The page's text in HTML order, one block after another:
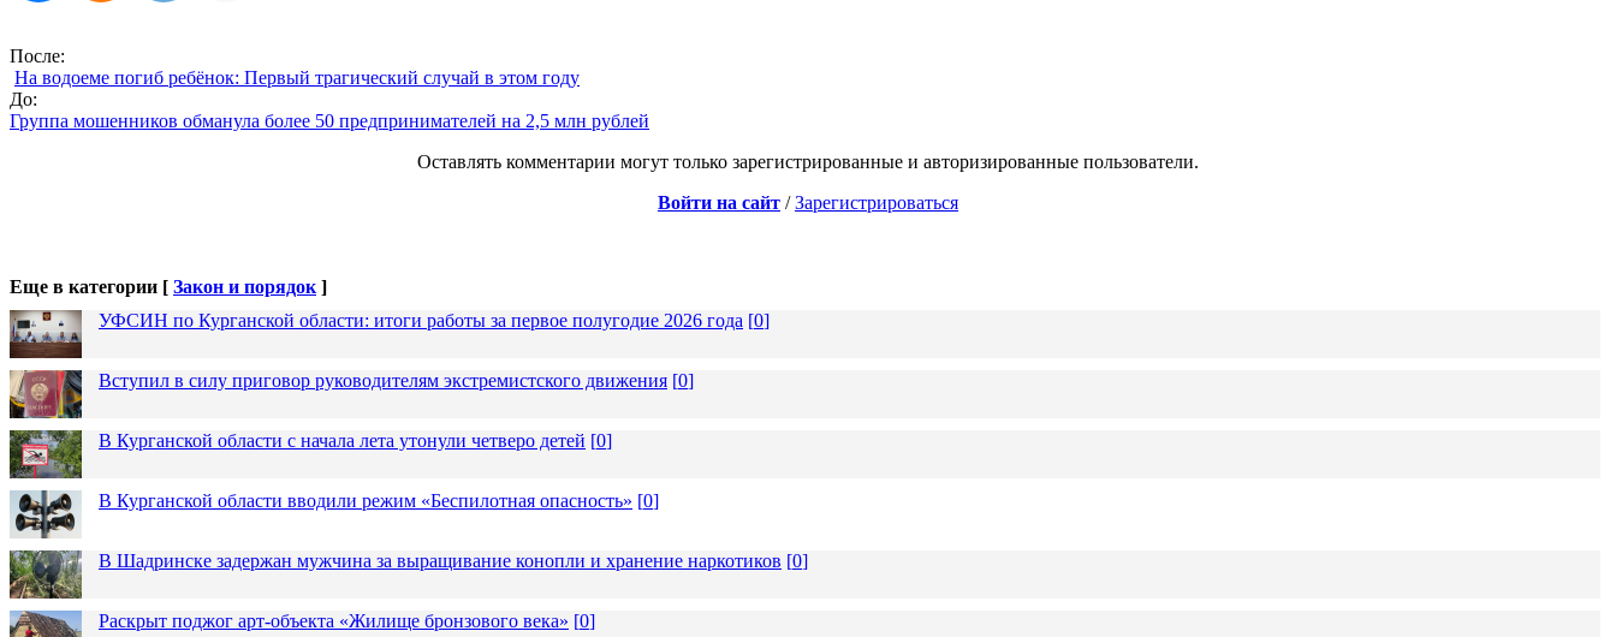
После:
На водоеме погиб ребёнок: Первый трагический случай в этом году
До:
Группа мошенников обманула более 50 предпринимателей на 2,5 млн рублей
Оставлять комментарии могут только зарегистрированные и авторизированные пользователи.
Войти на сайт /Зарегистрироваться
Еще в категории [ Закон и порядок ]
УФСИН по Курганской области: итоги работы за первое полугодие 2026 года [0]
Вступил в силу приговор руководителям экстремистского движения [0]
В Курганской области с начала лета утонули четверо детей [0]
В Курганской области вводили режим «Беспилотная опасность» [0]
В Шадринске задержан мужчина за выращивание конопли и хранение наркотиков [0]
Раскрыт поджог арт-объекта «Жилище бронзового века» [0]